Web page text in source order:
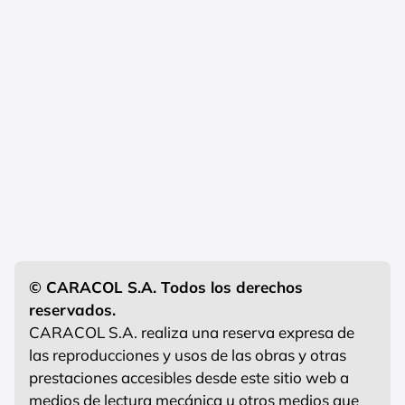
© CARACOL S.A. Todos los derechos
reservados.
CARACOL S.A. realiza una reserva expresa de
las reproducciones y usos de las obras y otras
prestaciones accesibles desde este sitio web a
medios de lectura mecánica u otros medios que